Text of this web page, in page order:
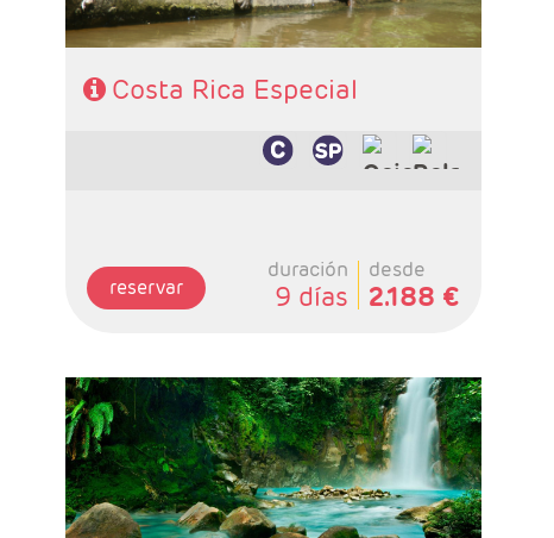
Costa Rica Especial
reservar
duración
9 días
desde
2.188 €
- Salidas: Diarias
- Ruta: 4 noches (ampliables) Nueva York + 7
noches Costa Rica
- Categoría hotelera: A su elección
- Régimen: A su elección
- A destacar: Incluye traslados y Alto y Bajo
Manhatan